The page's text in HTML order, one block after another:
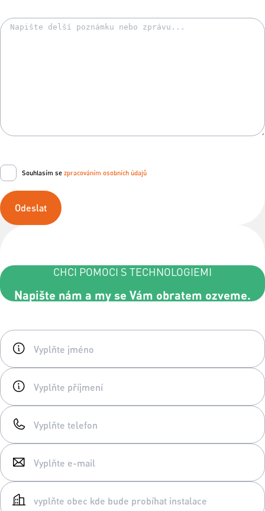
Souhlasím se zpracováním osobních údajů
Odeslat
CHCI POMOCI S TECHNOLOGIEMI
Napište nám a my se Vám obratem ozveme.